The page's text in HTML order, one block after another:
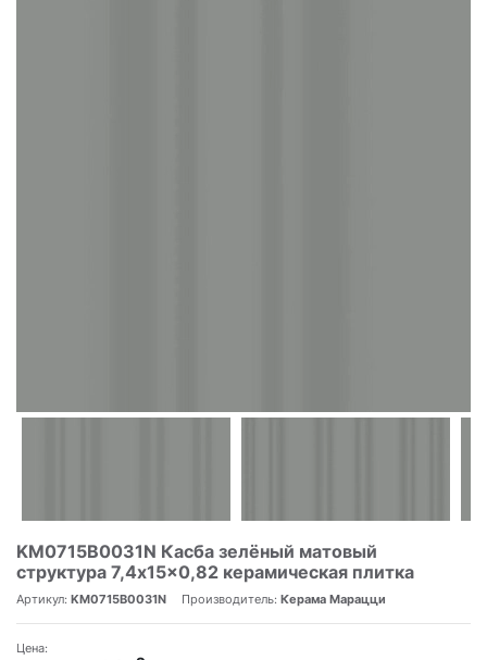
KM0715B0031N Касба зелёный матовый
структура 7,4x15x0,82 керамическая плитка
Артикул: KM0715B0031N Производитель: Керама Марацци
Цена: